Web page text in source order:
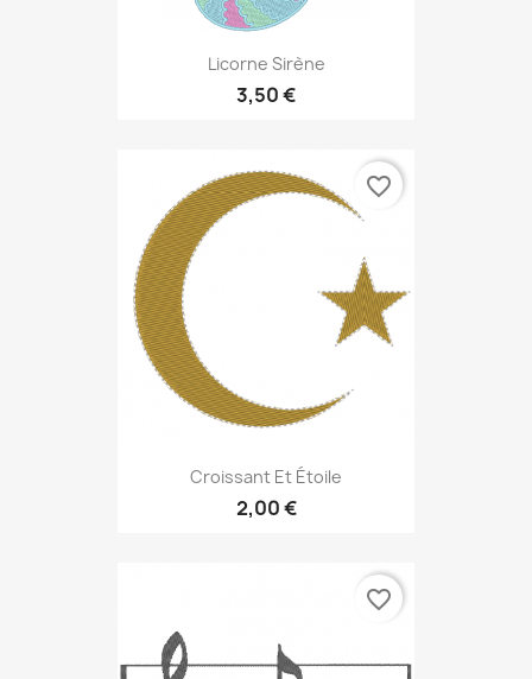
Licorne Sirène
3,50 €
Croissant Et Étoile
2,00 €
favorite_border
favorite_border